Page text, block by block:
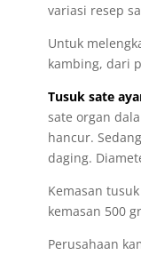
variasi resep
Untuk
kambing, dari
Tusuk sate
sate organ
hancur.
daging.
Kemasan
kemasan 500
Perusahaan